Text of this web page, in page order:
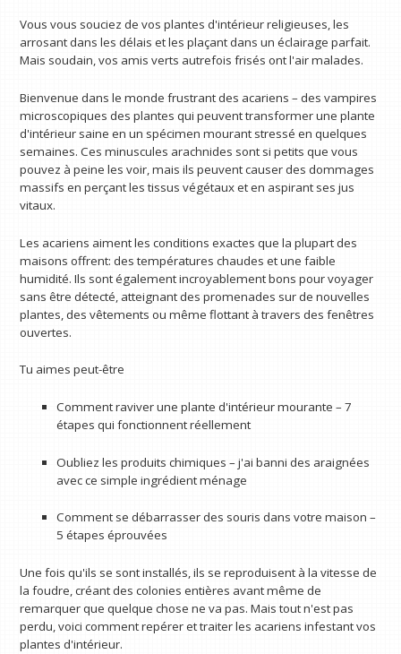
Vous vous souciez de vos plantes d'intérieur religieuses, les
arrosant dans les délais et les plaçant dans un éclairage parfait.
Mais soudain, vos amis verts autrefois frisés ont l'air malades.
Bienvenue dans le monde frustrant des acariens – des vampires
microscopiques des plantes qui peuvent transformer une plante
d'intérieur saine en un spécimen mourant stressé en quelques
semaines. Ces minuscules arachnides sont si petits que vous
pouvez à peine les voir, mais ils peuvent causer des dommages
massifs en perçant les tissus végétaux et en aspirant ses jus
vitaux.
Les acariens aiment les conditions exactes que la plupart des
maisons offrent: des températures chaudes et une faible
humidité. Ils sont également incroyablement bons pour voyager
sans être détecté, atteignant des promenades sur de nouvelles
plantes, des vêtements ou même flottant à travers des fenêtres
ouvertes.
Tu aimes peut-être
Comment raviver une plante d'intérieur mourante – 7
étapes qui fonctionnent réellement
Oubliez les produits chimiques – j'ai banni des araignées
avec ce simple ingrédient ménage
Comment se débarrasser des souris dans votre maison –
5 étapes éprouvées
Une fois qu'ils se sont installés, ils se reproduisent à la vitesse de
la foudre, créant des colonies entières avant même de
remarquer que quelque chose ne va pas. Mais tout n'est pas
perdu, voici comment repérer et traiter les acariens infestant vos
plantes d'intérieur.